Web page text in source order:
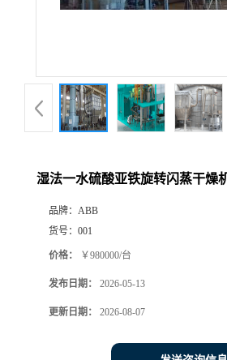
湿法一水硫酸亚铁旋转闪蒸干燥
品牌： ABB
货号： 001
价格： ￥980000/台
发布日期： 2026-05-13
更新日期： 2026-08-07